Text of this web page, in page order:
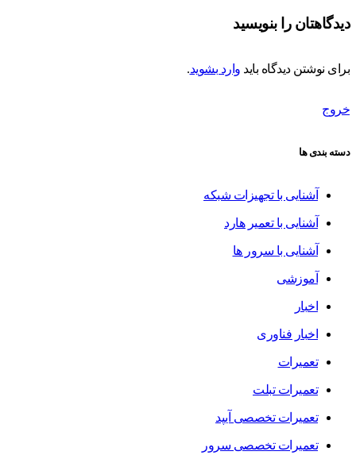
دیدگاهتان را بنویسید
برای نوشتن دیدگاه باید وارد بشوید.
خروج
دسته بندی ها
آشنایی با تجهیزات شبکه
آشنایی با تعمیر هارد
آشنایی با سرور ها
آموزشی
اخبار
اخبار فناوری
تعمیرات
تعمیرات تبلت
تعمیرات تخصصی آیپد
تعمیرات تخصصی سرور